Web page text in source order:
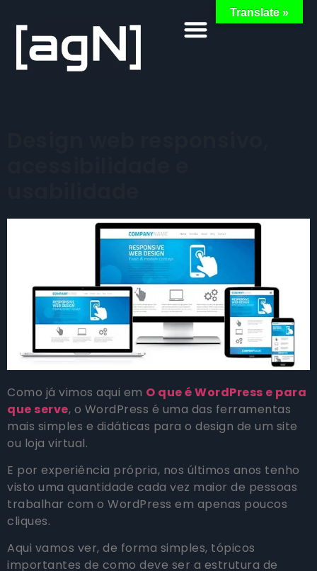
Como já vimos aqui em O que é WordPress e para
que serve, o WordPress é uma das ferramentas
mais simples e didáticas para o design de um site
ou loja virtual.
E por experiência própria, nos últimos anos tenho
visto uma quantidade cada vez maior de pessoas
trabalhar com o WordPress em apenas poucos
cliques.
Aqui vamos ver, de forma simples, tópicos
importantes de como deve ser a estrutura de
Translate »